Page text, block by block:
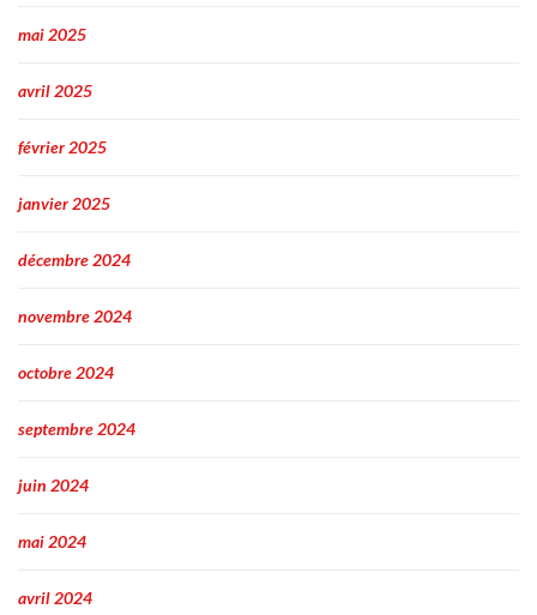
mai 2025
avril 2025
février 2025
janvier 2025
décembre 2024
novembre 2024
octobre 2024
septembre 2024
juin 2024
mai 2024
avril 2024